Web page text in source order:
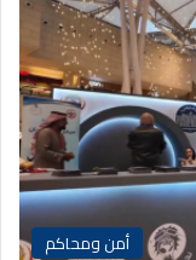
أمن ومحاكم